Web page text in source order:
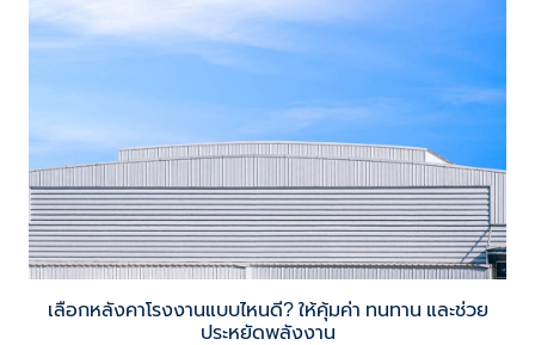
เลือกหลังคาโรงงานแบบไหนดี? ให้คุ้มค่า ทนทาน และช่วย
ประหยัดพลังงาน